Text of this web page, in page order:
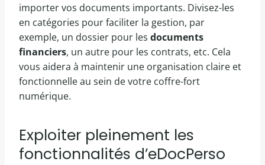
importer vos documents importants. Divisez-les
en catégories pour faciliter la gestion, par
exemple, un dossier pour les documents
financiers, un autre pour les contrats, etc. Cela
vous aidera à maintenir une organisation claire et
fonctionnelle au sein de votre coffre-fort
numérique.
Exploiter pleinement les
fonctionnalités d’eDocPerso